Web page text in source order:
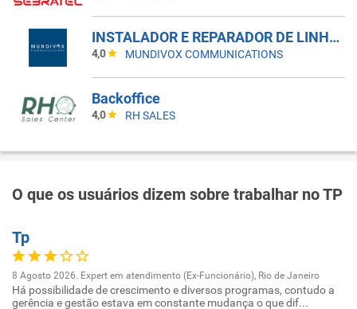
INSTALADOR E REPARADOR DE LINHAS E APARELHOS DE TELECOMUNICACAO I
4,0 MUNDIVOX COMMUNICATIONS
Backoffice
4,0 RH SALES
O que os usuários dizem sobre trabalhar no TP
Tp
8 Agosto 2026. Expert em atendimento (Ex-Funcionário), Rio de Janeiro
Há possibilidade de crescimento e diversos programas, contudo a
gerência e gestão estava em constante mudança o que dif...